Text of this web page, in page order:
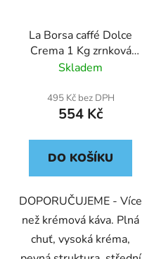
La Borsa caffé Dolce
Crema 1 Kg zrnková
káva
Skladem
495 Kč bez DPH
554 Kč
DO KOŠÍKU
DOPORUČUJEME - Více
než krémová káva. Plná
chuť, vysoká kréma,